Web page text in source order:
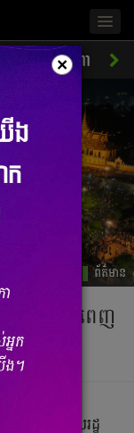
ស្នេហា
ព័ត៌មាន
តភ្នំ ៣​ ថ្ងៃពេញ​
ថ្ងៃ
ប្អូនប្រជាពលរដ្ឋ
×